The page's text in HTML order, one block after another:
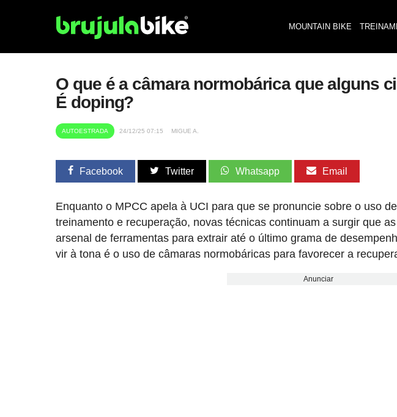
MOUNTAIN BIKE
O que é a câmara normobárica que alguns
É doping?
AUTOESTRADA 24/12/25 07:15 MIGUE A.
Facebook Twitter Whatsapp Email
Enquanto o MPCC apela à UCI para que se pronuncie sobre o uso
treinamento e recuperação, novas técnicas continuam a surgir que
arsenal de ferramentas para extrair até o último grama de
vir à tona é o uso de câmaras normobáricas para favorecer a
Anunciar